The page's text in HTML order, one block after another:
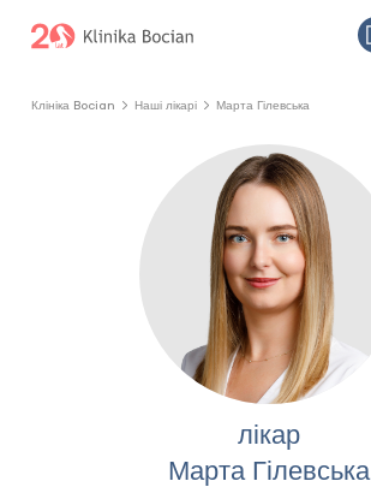
Клініка Bocian Наші лікарі Марта Гілевська
лікар
Марта Гілевська